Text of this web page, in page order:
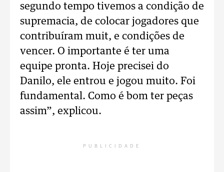
segundo tempo tivemos a condição de
supremacia, de colocar jogadores que
contribuíram muit, e condições de
vencer. O importante é ter uma
equipe pronta. Hoje precisei do
Danilo, ele entrou e jogou muito. Foi
fundamental. Como é bom ter peças
assim”, explicou.
PUBLICIDADE